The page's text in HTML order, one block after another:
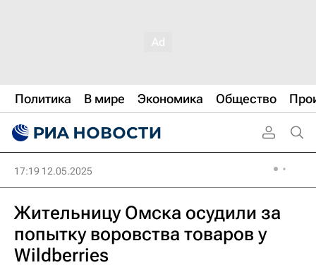
Политика В мире Экономика Общество
17:19 12.05.2025
Жительницу Омска осудили за
попытку воровства товаров у
Wildberries